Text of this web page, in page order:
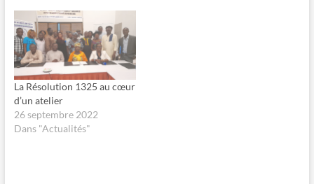
a
c
e
b
o
o
k
(
o
u
v
r
e
d
(
o
u
v
r
e
d
a
n
s
n
e
n
La Résolution 1325 au cœur
d’un atelier
26 septembre 2022
Dans "Actualités"